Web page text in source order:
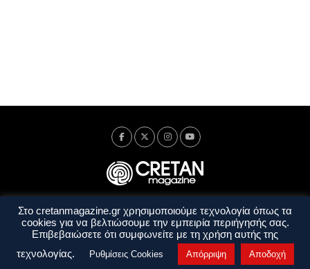
Ταυτότητα Πολιτική Απορρήτου
Όροι Χρήσης
Όροι και Προϋποθέσεις
Στο cretanmagazine.gr χρησιμοποιούμε τεχνολογία όπως τα
cookies για να βελτιώσουμε την εμπειρία περιήγησής σας.
Επιβεβαιώσετε ότι συμφωνείτε με τη χρήση αυτής της
τεχνολογίας.
Ρυθμίσεις Cookies Απόρριψη Αποδοχή